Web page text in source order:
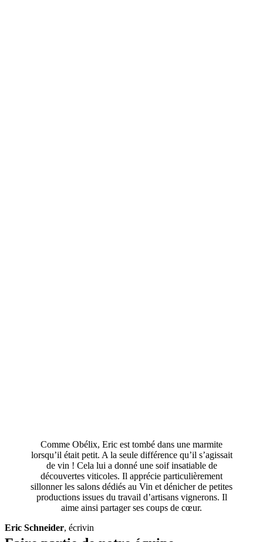
Comme Obélix, Eric est tombé dans une marmite
lorsqu’il était petit. A la seule différence qu’il s’agissait
de vin ! Cela lui a donné une soif insatiable de
découvertes viticoles. Il apprécie particulièrement
sillonner les salons dédiés au Vin et dénicher de petites
productions issues du travail d’artisans vignerons. Il
aime ainsi partager ses coups de cœur.
Eric Schneider, écrivin